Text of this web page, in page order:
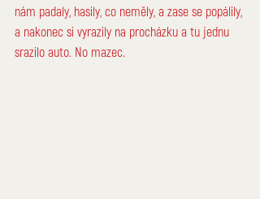
nám padaly, hasily, co neměly, a zase se popálily,
a nakonec si vyrazily na procházku a tu jednu
srazilo auto. No mazec.